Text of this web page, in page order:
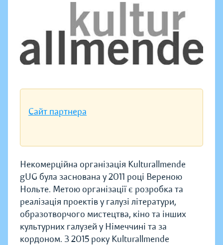
Сайт партнера
Некомерційна організація Kulturallmende
gUG була заснована у 2011 році Вереною
Нольте. Метою організації є розробка та
реалізація проектів у галузі літератури,
образотворчого мистецтва, кіно та інших
культурних галузей у Німеччині та за
кордоном. З 2015 року Kulturallmende